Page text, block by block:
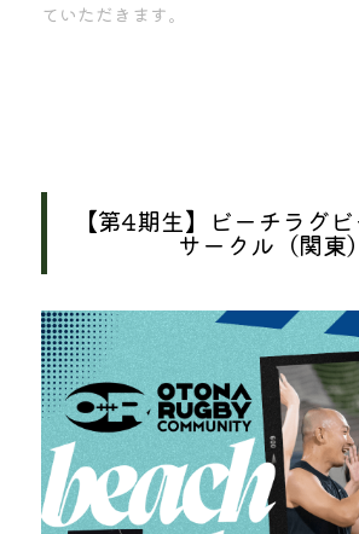
ていただきます。
【第4期生】ビーチラグ
サークル（関東）